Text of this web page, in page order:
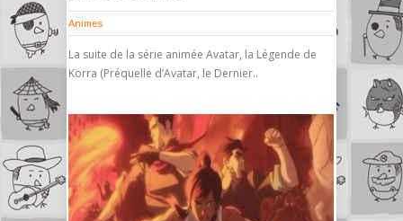
Animes
La suite de la série animée Avatar, la Légende de
Korra (Préquelle d’Avatar, le Dernier..